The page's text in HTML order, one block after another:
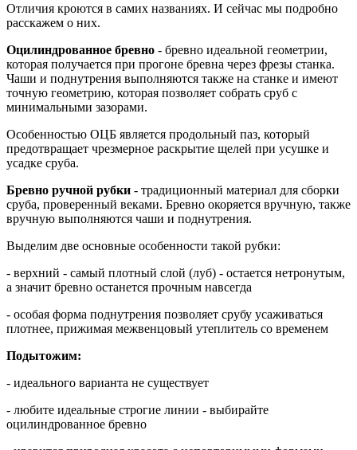
Отличия кроются в самих названиях. И сейчас мы подробно
расскажем о них.
Оцилиндрованное бревно - бревно идеальной геометрии,
которая получается при прогоне бревна через фрезы станка.
Чаши и поднутрения выполняются также на станке и имеют
точную геометрию, которая позволяет собрать сруб с
минимальными зазорами.
Особенностью ОЦБ является продольный паз, который
предотвращает чрезмерное раскрытие щелей при усушке и
усадке сруба.
Бревно ручной рубки - традиционный материал для сборки
сруба, проверенный веками. Бревно окоряется вручную, также
вручную выполняются чаши и поднутрения.
Выделим две основные особенности такой рубки:
- верхний - самый плотный слой (луб) - остается нетронутым,
а значит бревно останется прочным навсегда
- особая форма поднутрения позволяет срубу усаживаться
плотнее, прижимая межвенцовый утеплитель со временем
Подытожим:
- идеального варианта не существует
- любите идеальные строгие линии - выбирайте
оцилиндрованное бревно